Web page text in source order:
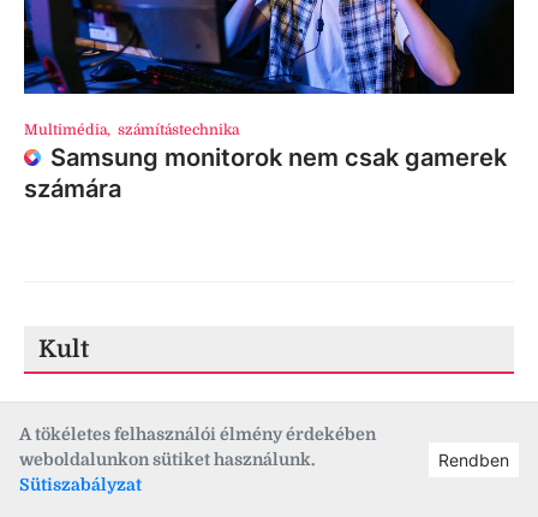
A tökéletes felhasználói élmény érdekében
weboldalunkon sütiket használunk.
Sütiszabályzat
Rendben
Multimédia, számítástechnika
Samsung monitorok nem csak gamerek
számára
Kult